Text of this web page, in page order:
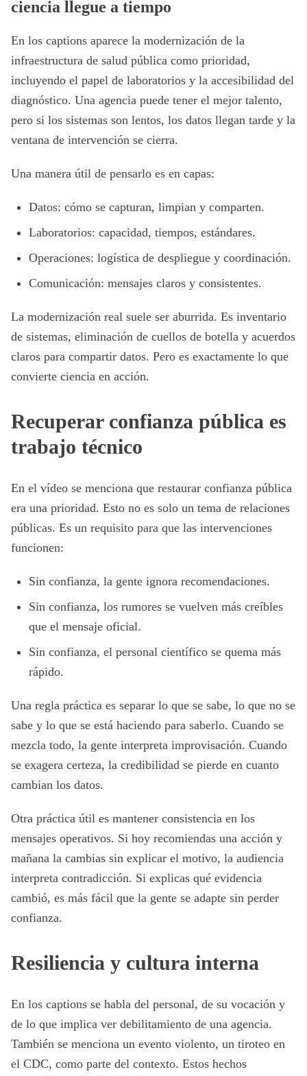
ciencia llegue a tiempo
En los captions aparece la modernización de la
infraestructura de salud pública como prioridad,
incluyendo el papel de laboratorios y la accesibilidad del
diagnóstico. Una agencia puede tener el mejor talento,
pero si los sistemas son lentos, los datos llegan tarde y la
ventana de intervención se cierra.
Una manera útil de pensarlo es en capas:
Datos: cómo se capturan, limpian y comparten.
Laboratorios: capacidad, tiempos, estándares.
Operaciones: logística de despliegue y coordinación.
Comunicación: mensajes claros y consistentes.
La modernización real suele ser aburrida. Es inventario
de sistemas, eliminación de cuellos de botella y acuerdos
claros para compartir datos. Pero es exactamente lo que
convierte ciencia en acción.
Recuperar confianza pública es
trabajo técnico
En el vídeo se menciona que restaurar confianza pública
era una prioridad. Esto no es solo un tema de relaciones
públicas. Es un requisito para que las intervenciones
funcionen:
Sin confianza, la gente ignora recomendaciones.
Sin confianza, los rumores se vuelven más creíbles
que el mensaje oficial.
Sin confianza, el personal científico se quema más
rápido.
Una regla práctica es separar lo que se sabe, lo que no se
sabe y lo que se está haciendo para saberlo. Cuando se
mezcla todo, la gente interpreta improvisación. Cuando
se exagera certeza, la credibilidad se pierde en cuanto
cambian los datos.
Otra práctica útil es mantener consistencia en los
mensajes operativos. Si hoy recomiendas una acción y
mañana la cambias sin explicar el motivo, la audiencia
interpreta contradicción. Si explicas qué evidencia
cambió, es más fácil que la gente se adapte sin perder
confianza.
Resiliencia y cultura interna
En los captions se habla del personal, de su vocación y
de lo que implica ver debilitamiento de una agencia.
También se menciona un evento violento, un tiroteo en
el CDC, como parte del contexto. Estos hechos